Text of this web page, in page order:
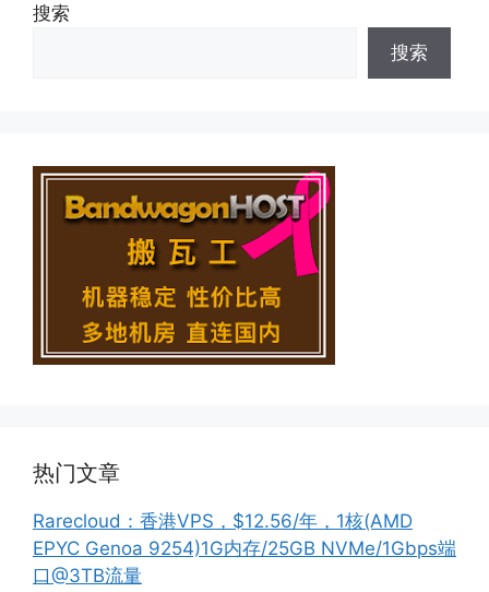
搜索
搜索
热门文章
Rarecloud：香港VPS，$12.56/年，1核(AMD
EPYC Genoa 9254)1G内存/25GB NVMe/1Gbps端
口@3TB流量